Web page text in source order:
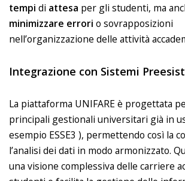
tempi di attesa per gli studenti, ma
minimizzare errori o sovrapposizioni
nell’organizzazione delle attività
Integrazione con Sistemi
La piattaforma UNIFARE è progettata
principali gestionali universitari già in
esempio ESSE3 ), permettendo così la
l’analisi dei dati in modo armonizzato.
una visione complessiva delle carriere